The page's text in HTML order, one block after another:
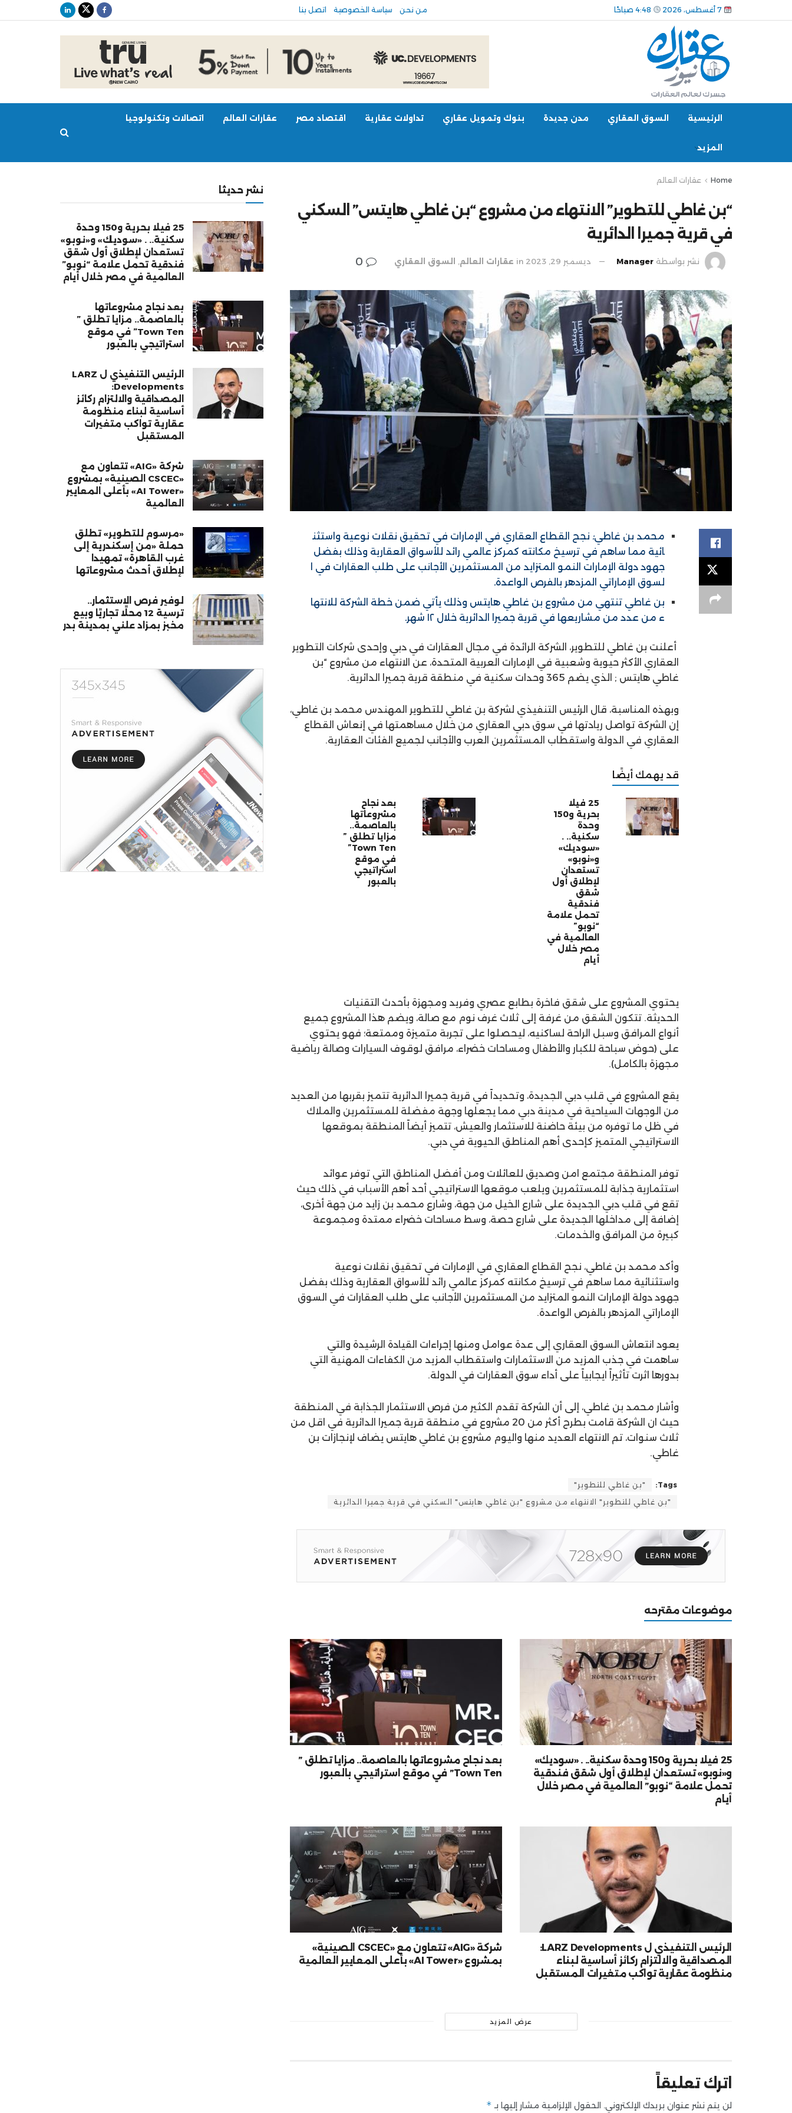
من نحن سياسة الخصوصية اتصل بنا
الرئيسية السوق العقاري مدن جديدة بنوك وتمويل عقاري تداولات عقارية اقتصاد مصر عقارات العالم اتصالات وتكنولوجيا
المزيد
Home عقارات العالم
“بن غاطي للتطوير” الانتهاء من مشروع “بن غاطي هايتس” السكني
في قرية جميرا الدائرية
نشر بواسطة Manager ديسمبر 29, 2023 in عقارات العالم السوق العقاري
محمد بن غاطي: نجح القطاع العقاري في الإمارات في تحقيق نقلات نوعية واستثن
ائية مما ساهم في ترسيخ مكانته كمركز عالمي رائد للأسواق العقارية وذلك بفضل
جهود دولة الإمارات النمو المتزايد من المستثمرين الأجانب على طلب العقارات في
لسوق الإماراتي المزدهر بالفرص الواعدة.
بن غاطي تنتهي من مشروع بن غاطي هايتس وذلك يأتي ضمن خطة الشركة للانتها
ء من عدد من مشاريعها في قرية جميرا الدائرية خلال ١٢ شهر.
أعلنت بن غاطي للتطوير، الشركة الرائدة في مجال العقارات في دبي وإحدى شركات التطوير
العقاري الأكثر حيوية وشعبية في الإمارات العربية المتحدة، عن الانتهاء من مشروع “بن
غاطي هايتس ; الذي يضم 365 وحدات سكنية في منطقة قرية جميرا الدائرية.
وبهذه المناسبة، قال الرئيس التنفيذي لشركة بن غاطي للتطوير المهندس محمد بن غاطي،
إن الشركة تواصل ريادتها في سوق دبي العقاري من خلال مساهمتها في إنعاش القطاع
العقاري في الدولة واستقطاب المستثمرين العرب والأجانب لجميع الفئات العقارية.
قد يهمك أيضًا
25 فيلا
بحرية و150
وحدة
سكنية.. .
«سوديك»
و«نوبو»
تستعدان
لإطلاق أول
شقق
فندقية
تحمل علامة
“نوبو”
العالمية في
مصر خلال
أيام
بعد نجاح
مشروعاتها
بالعاصمة..
مزايا تطلق ”
Town Ten”
في موقع
استراتيجي
بالعبور
يحتوي المشروع على شقق فاخرة بطابع عصري وفريد ومجهزة بأحدث التقنيات
الحديثة. تتكون الشقق من غرفة إلى ثلاث غرف نوم مع صالة، ويضم هذا المشروع جميع
أنواع المرافق وسبل الراحة لساكنيه، ليحصلوا على تجربة متميزة وممتعة؛ فهو يحتوي
على (حوض سباحة للكبار والأطفال ومساحات خضراء، مرافق لوقوف السيارات وصالة رياضية
مجهزة بالكامل).
يقع المشروع في قلب دبي الجديدة، وتحديداً في قرية جميرا الدائرية تتميز بقربها من العديد
من الوجهات السياحية في مدينة دبي مما يجعلها وجهة مفضلة للمستثمرين والملاك
في ظل ما توفره من بيئة حاضنة للاستثمار والعيش، تتميز أيضاً المنطقة بموقعها
الاستراتيجي المتميز كإحدى أهم المناطق الحيوية في دبي.
توفر المنطقة مجتمع امن وصديق للعائلات ومن أفضل المناطق التي توفر عوائد
استثمارية جذابة للمستثمرين ويلعب موقعها الاستراتيجي أحد أهم الأسباب في ذلك حيث
تقع في قلب دبي الجديدة على شارع الخيل من جهة، وشارع محمد بن زايد من جهة أخرى،
إضافة إلى مداخلها الجديدة على شارع حصة، وسط مساحات خضراء ممتدة ومجموعة
كبيرة من المرافق والخدمات.
وأكد محمد بن غاطي، نجح القطاع العقاري في الإمارات في تحقيق نقلات نوعية
واستثنائية مما ساهم في ترسيخ مكانته كمركز عالمي رائد للأسواق العقارية وذلك بفضل
جهود دولة الإمارات النمو المتزايد من المستثمرين الأجانب على طلب العقارات في السوق
الإماراتي المزدهر بالفرص الواعدة.
يعود انتعاش السوق العقاري إلى عدة عوامل ومنها إجراءات القيادة الرشيدة والتي
ساهمت في جذب المزيد من الاستثمارات واستقطاب المزيد من الكفاءات المهنية التي
بدورها اثرت تأثيراً ايجابياً على أداء سوق العقارات في الدولة.
وأشار محمد بن غاطي، إلى أن الشركة تقدم الكثير من فرص الاستثمار الجذابة في المنطقة
حيث ان الشركة قامت بطرح أكثر من 20 مشروع في منطقة قرية جميرا الدائرية في اقل من
ثلاث سنوات، تم الانتهاء العديد منها واليوم مشروع بن غاطي هايتس يضاف لإنجازات بن
غاطي.
Tags:
"بن غاطي للتطوير"
"بن غاطي للتطوير" الانتهاء من مشروع "بن غاطي هايتس" السكني في قرية جميرا الدائرية
موضوعات مقترحه
25 فيلا بحرية و150 وحدة سكنية.. . «سوديك»
و«نوبو» تستعدان لإطلاق أول شقق فندقية
تحمل علامة “نوبو” العالمية في مصر خلال
أيام
بعد نجاح مشروعاتها بالعاصمة.. مزايا تطلق ”
Town Ten” في موقع استراتيجي بالعبور
الرئيس التنفيذي ل LARZ Developments:
المصداقية والالتزام ركائز أساسية لبناء
منظومة عقارية تواكب متغيرات المستقبل
شركة «AIG» تتعاون مع «CSCEC الصينية»
بمشروع «AI Tower» بأعلى المعايير العالمية
عرض المزيد
اترك تعليقاً
لن يتم نشر عنوان بريدك الإلكتروني. الحقول الإلزامية مشار إليها بـ *
نشر حديثا
25 فيلا بحرية و150 وحدة
سكنية.. . «سوديك» و«نوبو»
تستعدان لإطلاق أول شقق
فندقية تحمل علامة “نوبو”
العالمية في مصر خلال أيام
بعد نجاح مشروعاتها
بالعاصمة.. مزايا تطلق ”
Town Ten” في موقع
استراتيجي بالعبور
الرئيس التنفيذي ل LARZ
Developments:
المصداقية والالتزام ركائز
أساسية لبناء منظومة
عقارية تواكب متغيرات
المستقبل
شركة «AIG» تتعاون مع
«CSCEC الصينية» بمشروع
«AI Tower» بأعلى المعايير
العالمية
«مرسوم للتطوير» تطلق
حملة «من إسكندرية إلى
غرب القاهرة» تمهيدا
لإطلاق أحدث مشروعاتها
لوفير فرص الاستثمار..
ترسية 12 محلًا تجاريًا وبيع
مخبز بمزاد علني بمدينة بدر